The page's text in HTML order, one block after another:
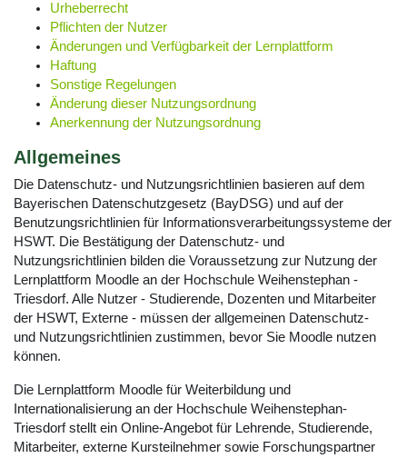
Urheberrecht
Pflichten der Nutzer
Änderungen und Verfügbarkeit der Lernplattform
Haftung
Sonstige Regelungen
Änderung dieser Nutzungsordnung
Anerkennung der Nutzungsordnung
Allgemeines
Die Datenschutz- und Nutzungsrichtlinien basieren auf dem
Bayerischen Datenschutzgesetz (BayDSG) und auf der
Benutzungsrichtlinien für Informationsverarbeitungssysteme der
HSWT. Die Bestätigung der Datenschutz- und
Nutzungsrichtlinien bilden die Voraussetzung zur Nutzung der
Lernplattform Moodle an der Hochschule Weihenstephan -
Triesdorf. Alle Nutzer - Studierende, Dozenten und Mitarbeiter
der HSWT, Externe - müssen der allgemeinen Datenschutz-
und Nutzungsrichtlinien zustimmen, bevor Sie Moodle nutzen
können.
Die Lernplattform Moodle für Weiterbildung und
Internationalisierung an der Hochschule Weihenstephan-
Triesdorf stellt ein Online-Angebot für Lehrende, Studierende,
Mitarbeiter, externe Kursteilnehmer sowie Forschungspartner